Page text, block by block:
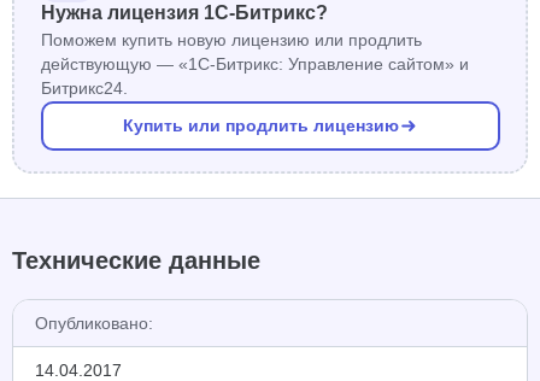
Нужна лицензия 1С-Битрикс?
Поможем купить новую лицензию или продлить
действующую — «1С-Битрикс: Управление сайтом» и
Битрикс24.
Купить или продлить лицензию
Технические данные
Опубликовано:
14.04.2017